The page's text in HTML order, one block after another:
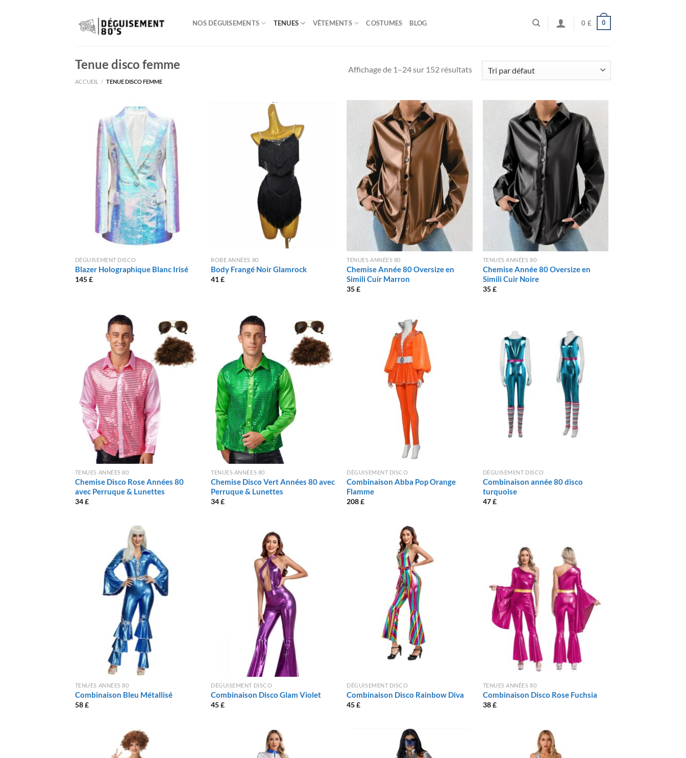
NOS DÉGUISEMENTS TENUES VÊTEMENTS COSTUMES BLOG 0 £ 0
Tenue disco femme
ACCUEIL / TENUE DISCO FEMME
Affichage de 1–24 sur 152 résultats
DÉGUISEMENT DISCO
Blazer Holographique Blanc Irisé
145£
ROBE ANNÉES 80
Body Frangé Noir Glamrock
41£
TENUES ANNÉES 80
Chemise Année 80 Oversize en
Simili Cuir Marron
35£
TENUES ANNÉES 80
Chemise Année 80 Oversize en
Simili Cuir Noire
35£
TENUES ANNÉES 80
Chemise Disco Rose Années 80
avec Perruque & Lunettes
34£
TENUES ANNÉES 80
Chemise Disco Vert Années 80 avec
Perruque & Lunettes
34£
DÉGUISEMENT DISCO
Combinaison Abba Pop Orange
Flamme
208£
DÉGUISEMENT DISCO
Combinaison année 80 disco
turquoise
47£
TENUES ANNÉES 80
Combinaison Bleu Métallisé
58£
DÉGUISEMENT DISCO
Combinaison Disco Glam Violet
45£
DÉGUISEMENT DISCO
Combinaison Disco Rainbow Diva
45£
TENUES ANNÉES 80
Combinaison Disco Rose Fuchsia
38£